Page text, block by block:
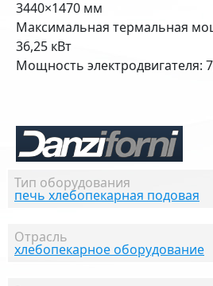
Тип оборудования
печь хлебопекарная подовая
Отрасль
хлебопекарное оборудование
3440×1470 мм
Максимальная термальная
36,25 кВт
Мощность электродвигателя: